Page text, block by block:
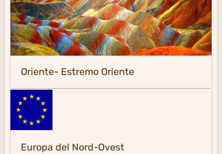
Oriente- Estremo Oriente
Europa del Nord-Ovest